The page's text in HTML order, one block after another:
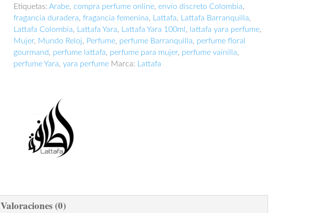
Etiquetas: Arabe, compra perfume online, envío discreto Colombia,
fragancia duradera, fragancia femenina, Lattafa, Lattafa Barranquilla,
Lattafa Colombia, Lattafa Yara, Lattafa Yara 100ml , lattafa yara perfume,
Mujer, Mundo Reloj, Perfume, perfume Barranquilla, perfume floral
gourmand, perfume lattafa, perfume para mujer, perfume vainilla,
perfume Yara, yara perfume Marca: Lattafa
Valoraciones (0)